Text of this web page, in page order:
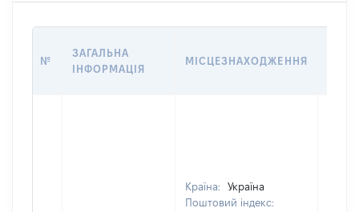
№
ЗАГАЛЬНА
ІНФОРМАЦІЯ
МІСЦЕЗНАХОДЖЕННЯ
Країна:
Україна
Поштовий індекс: